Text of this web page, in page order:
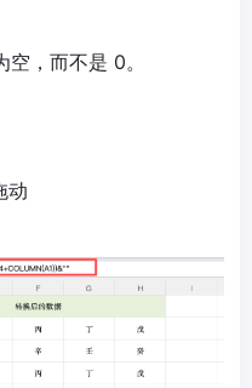
，而不是 0。
动